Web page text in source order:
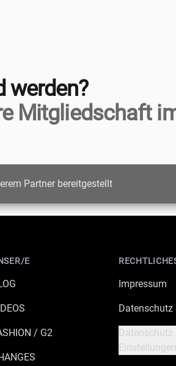
werden?
Mitgliedschaft
Partner bereitgestellt
E
/ G2
Impressum
Datenschutz
Datenschutz
Einstellungen